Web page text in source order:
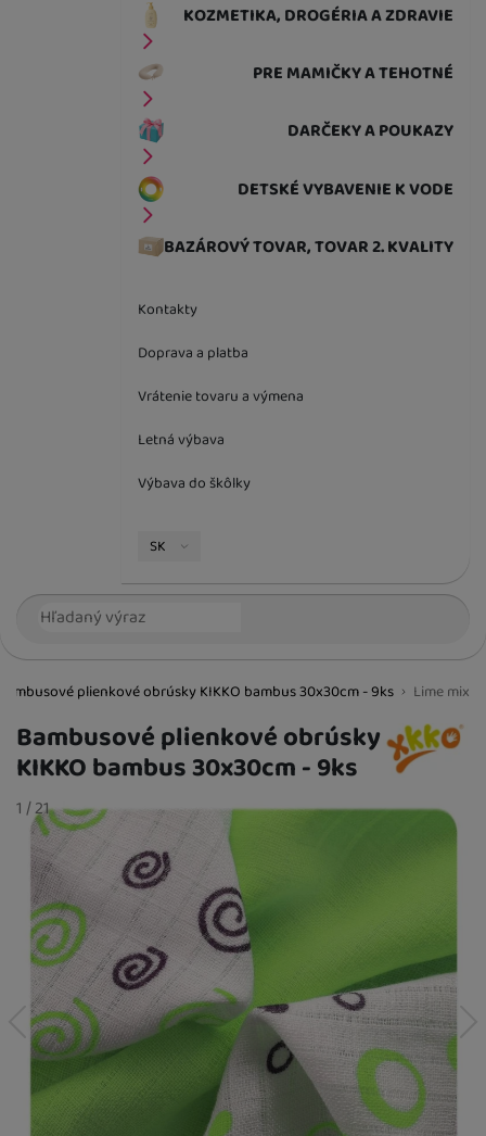
KOZMETIKA, DROGÉRIA A ZDRAVIE
PRE MAMIČKY A TEHOTNÉ
DARČEKY A POUKAZY
DETSKÉ VYBAVENIE K VODE
BAZÁROVÝ TOVAR, TOVAR 2. KVALITY
Kontakty
Doprava a platba
Vrátenie tovaru a výmena
Letná výbava
Výbava do škôlky
Jazyková verzia
SK
Vyhľadávanie
plienkové obrúsky KIKKO bambus 30x30cm - 9ks Lime mix
Bambusové plienkové obrúsky
KIKKO bambus 30x30cm - 9ks
Lime mix
K DISPOZÍCII
9,10 €
Turquoise
Little Stars
SKLADOM
8,70€
€
Fotografie
predchádzajúci nasledujúci
slide
1 /z
21